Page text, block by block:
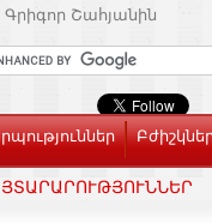
Շահյանին